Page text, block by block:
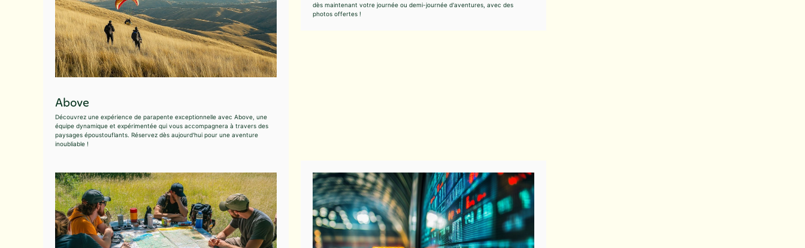
Above
Découvrez une expérience de parapente exceptionnelle avec Above, une
équipe dynamique et expérimentée qui vous accompagnera à travers des
paysages époustouflants. Réservez dès aujourd'hui pour une aventure
inoubliable !
dès maintenant votre journée ou demi-journée d'aventures, avec des
photos offertes !